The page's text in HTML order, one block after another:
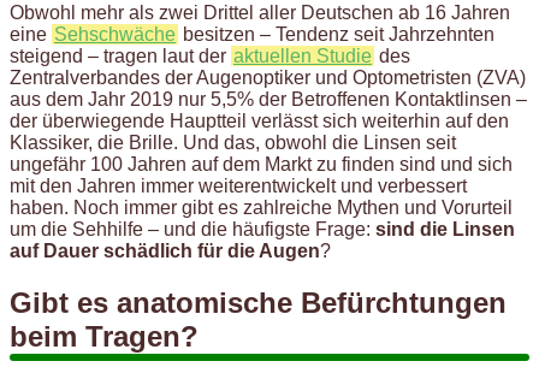
Obwohl mehr als zwei Drittel aller Deutschen ab 16 Jahren
eine Sehschwäche besitzen – Tendenz seit Jahrzehnten
steigend – tragen laut der aktuellen Studie des
Zentralverbandes der Augenoptiker und Optometristen (ZVA)
aus dem Jahr 2019 nur 5,5% der Betroffenen Kontaktlinsen –
der überwiegende Hauptteil verlässt sich weiterhin auf den
Klassiker, die Brille. Und das, obwohl die Linsen seit
ungefähr 100 Jahren auf dem Markt zu finden sind und sich
mit den Jahren immer weiterentwickelt und verbessert
haben. Noch immer gibt es zahlreiche Mythen und Vorurteil
um die Sehhilfe – und die häufigste Frage: sind die Linsen
auf Dauer schädlich für die Augen?
Gibt es anatomische Befürchtungen
beim Tragen?